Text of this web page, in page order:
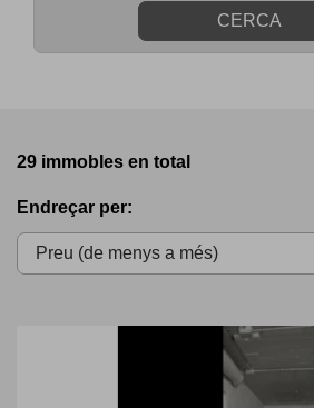
CERCA
29 immobles en total
Endreçar per: